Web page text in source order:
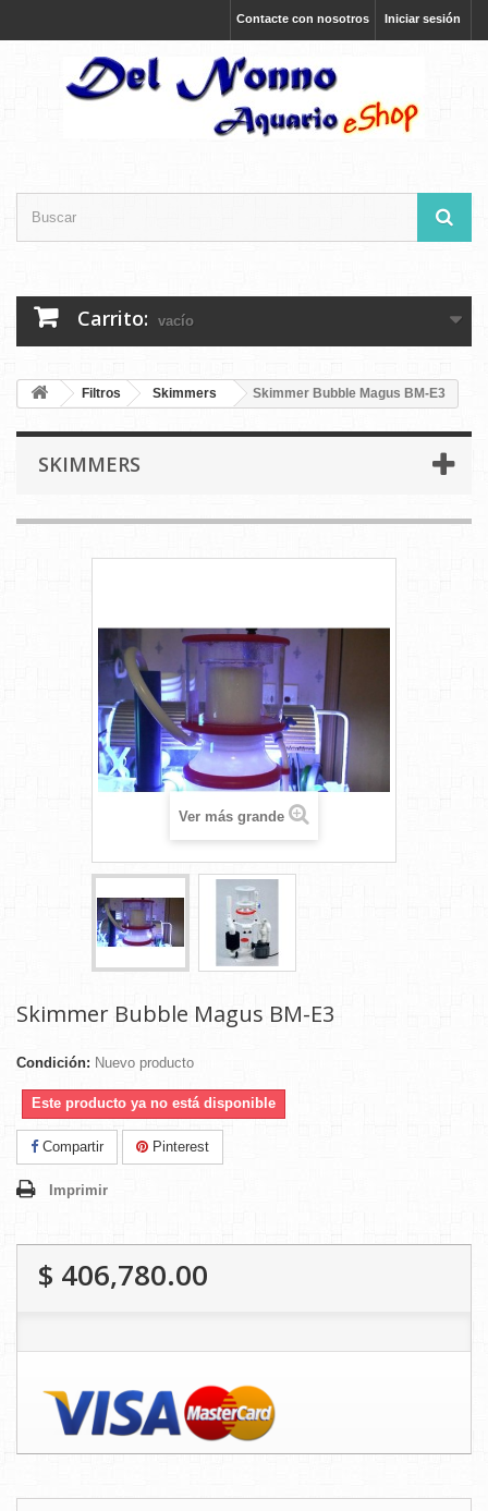
Iniciar sesión
Contacte con nosotros
Carrito: vacío
Filtros Skimmers Skimmer Bubble Magus BM-E3
SKIMMERS
Ver más grande
Skimmer Bubble Magus BM-E3
Condición: Nuevo producto
Este producto ya no está disponible
Compartir Pinterest
Imprimir
$ 406,780.00